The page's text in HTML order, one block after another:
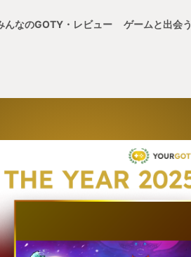
んなのGOTY・レビュー ゲームと出会う